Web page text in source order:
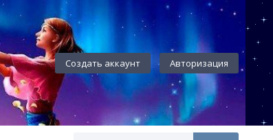
Создать аккаунт Авторизация